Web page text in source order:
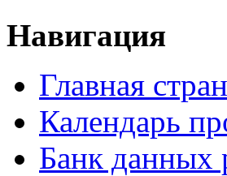
Навигация
Главная
Календарь
Банк данных